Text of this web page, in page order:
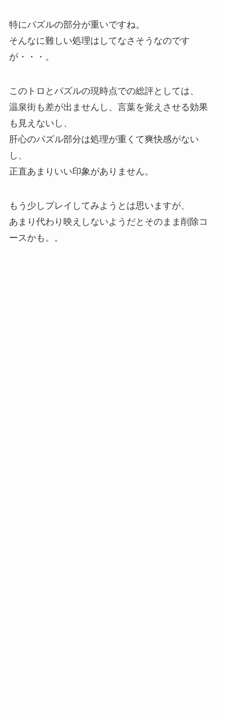
特にパズルの部分が重いですね。
そんなに難しい処理はしてなさそうなのです
が・・・。
このトロとパズルの現時点での総評としては、
温泉街も差が出ませんし、言葉を覚えさせる効果
も見えないし、
肝心のパズル部分は処理が重くて爽快感がない
し、
正直あまりいい印象がありません。
もう少しプレイしてみようとは思いますが、
あまり代わり映えしないようだとそのまま削除コ
ースかも。。